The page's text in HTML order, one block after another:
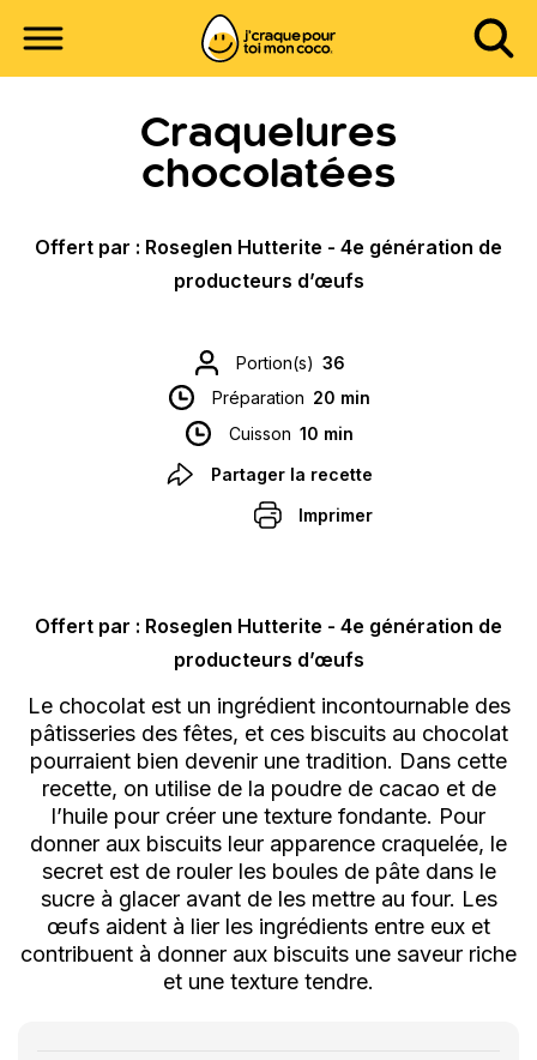
Craquelures
chocolatées
Offert par : Roseglen Hutterite - 4e génération de
producteurs d’œufs
Portion(s) 36
Préparation 20 min
Cuisson 10 min
Partager la recette
Imprimer
Offert par : Roseglen Hutterite - 4e génération de
producteurs d’œufs
Le chocolat est un ingrédient incontournable des
pâtisseries des fêtes, et ces biscuits au chocolat
pourraient bien devenir une tradition. Dans cette
recette, on utilise de la poudre de cacao et de
l’huile pour créer une texture fondante. Pour
donner aux biscuits leur apparence craquelée, le
secret est de rouler les boules de pâte dans le
sucre à glacer avant de les mettre au four. Les
œufs aident à lier les ingrédients entre eux et
contribuent à donner aux biscuits une saveur riche
et une texture tendre.